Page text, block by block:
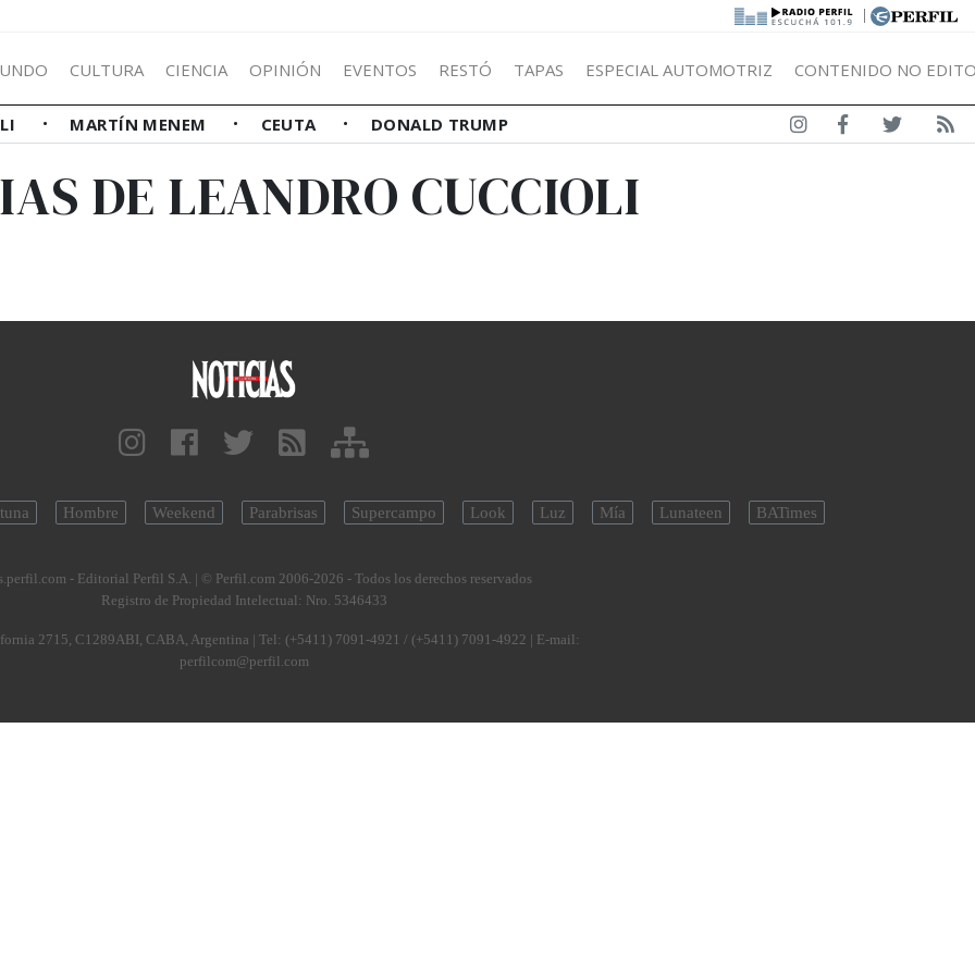
|
CULTURA CIENCIA OPINIÓN EVENTOS RESTÓ TAPAS ESPECIAL AUTOMOTRIZ CONTENIDO NO
MARTÍN MENEM CEUTA DONALD TRUMP
DE LEANDRO CUCCIOLI
Hombre Weekend Parabrisas Supercampo Look Luz Mía Lunateen BATimes
- Editorial Perfil S.A. | © Perfil.com 2006-2026 - Todos los derechos reservados
Registro de Propiedad Intelectual: Nro. 5346433
2715, C1289ABI, CABA, Argentina | Tel: (+5411) 7091-4921 / (+5411) 7091-4922 | E-mail:
perfilcom@perfil.com